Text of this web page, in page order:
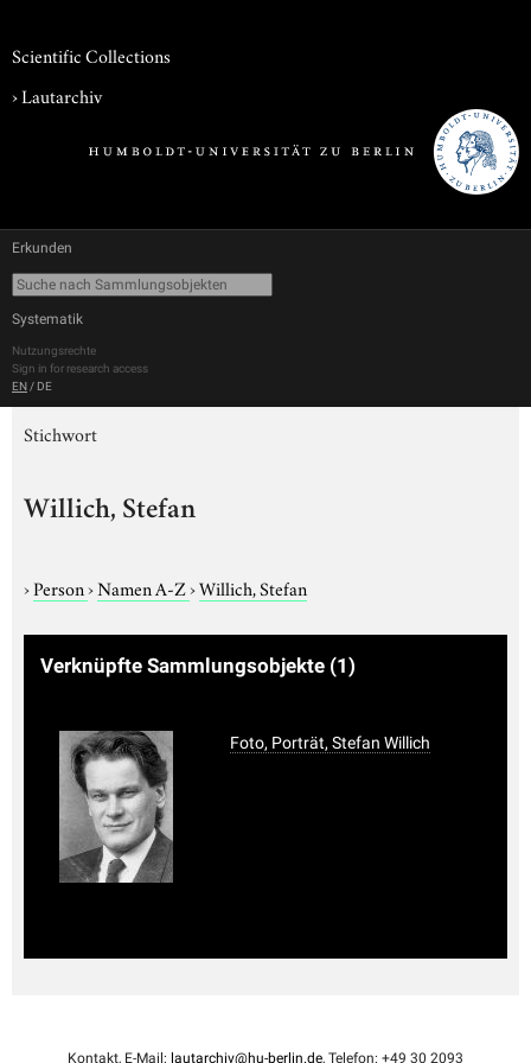
Scientific Collections
›Lautarchiv
Erkunden
Systematik
Nutzungsrechte
Sign in for research access
EN / DE
Stichwort
Willich, Stefan
›Person›Namen A-Z›Willich, Stefan
Verknüpfte Sammlungsobjekte (1)
Foto, Porträt, Stefan Willich
Kontakt, E-Mail: lautarchiv@hu-berlin.de, Telefon: +49 30 2093